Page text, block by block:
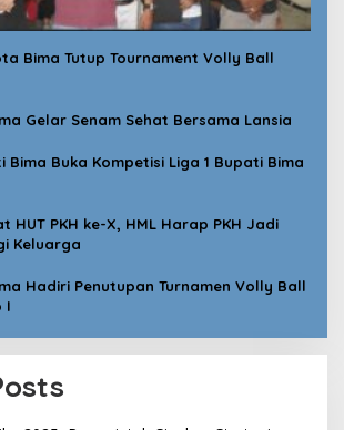
Bima Tutup Tournament Volly Ball
Gelar Senam Sehat Bersama Lansia
Bima Buka Kompetisi Liga 1 Bupati Bima
HUT PKH ke-X, HML Harap PKH Jadi
Keluarga
Hadiri Penutupan Turnamen Volly Ball
I